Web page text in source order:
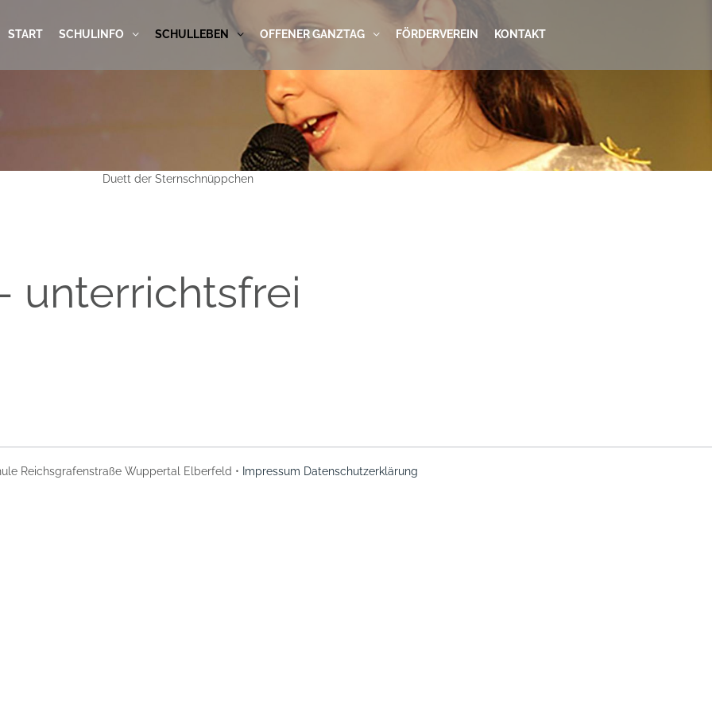
START SCHULINFO SCHULLEBEN OFFENER GANZTAG FÖRDERVEREIN KONTAKT
Duett der Sternschnüppchen
unterrichtsfrei
Reichsgrafenstraße Wuppertal Elberfeld • Impressum Datenschutzerklärung